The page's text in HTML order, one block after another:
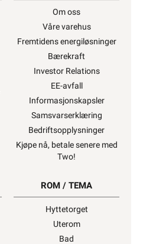
Om oss
Våre varehus
Fremtidens energiløsninger
Bærekraft
Investor Relations
EE-avfall
Informasjonskapsler
Samsvarserklæring
Bedriftsopplysninger
Kjøpe nå, betale senere med
Two!
ROM / TEMA
Hyttetorget
Uterom
Bad